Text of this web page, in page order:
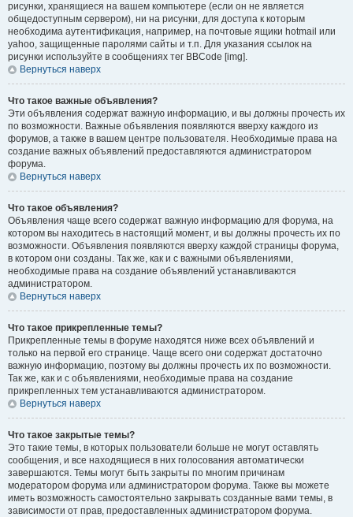
рисунки, хранящиеся на вашем компьютере (если он не является
общедоступным сервером), ни на рисунки, для доступа к которым
необходима аутентификация, например, на почтовые ящики hotmail или
yahoo, защищенные паролями сайты и т.п. Для указания ссылок на
рисунки используйте в сообщениях тег BBCode [img].
Вернуться наверх
Что такое важные объявления?
Эти объявления содержат важную информацию, и вы должны прочесть их
по возможности. Важные объявления появляются вверху каждого из
форумов, а также в вашем центре пользователя. Необходимые права на
создание важных объявлений предоставляются администратором
форума.
Вернуться наверх
Что такое объявления?
Объявления чаще всего содержат важную информацию для форума, на
котором вы находитесь в настоящий момент, и вы должны прочесть их по
возможности. Объявления появляются вверху каждой страницы форума,
в котором они созданы. Так же, как и с важными объявлениями,
необходимые права на создание объявлений устанавливаются
администратором.
Вернуться наверх
Что такое прикрепленные темы?
Прикрепленные темы в форуме находятся ниже всех объявлений и
только на первой его странице. Чаще всего они содержат достаточно
важную информацию, поэтому вы должны прочесть их по возможности.
Так же, как и с объявлениями, необходимые права на создание
прикрепленных тем устанавливаются администратором.
Вернуться наверх
Что такое закрытые темы?
Это такие темы, в которых пользователи больше не могут оставлять
сообщения, и все находящиеся в них голосования автоматически
завершаются. Темы могут быть закрыты по многим причинам
модератором форума или администратором форума. Также вы можете
иметь возможность самостоятельно закрывать созданные вами темы, в
зависимости от прав, предоставленных администратором форума.